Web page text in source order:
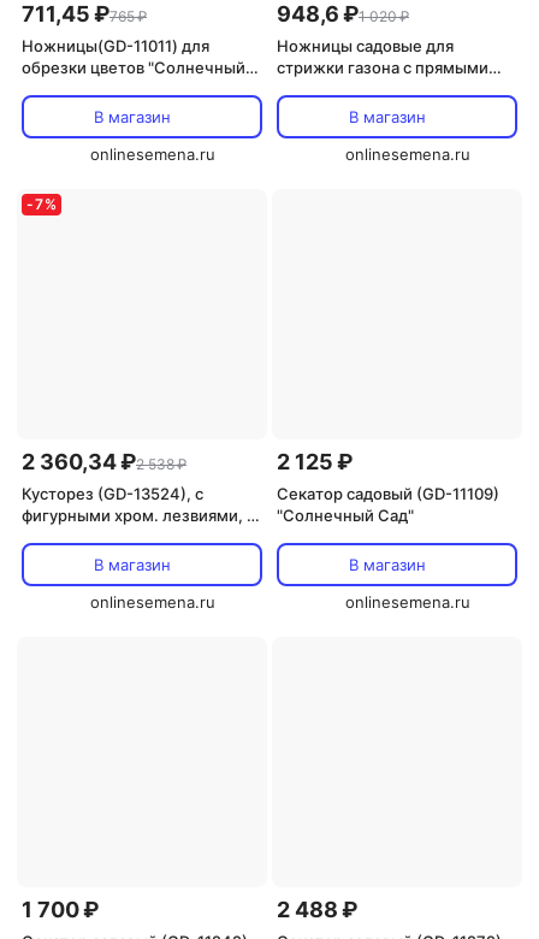
711,45 ₽765 ₽
Ножницы(GD-11011) для
обрезки цветов "Солнечный
В магазин
onlinesemena.ru
948,6 ₽1 020 ₽
Ножницы садовые для
стрижки газона с прямыми
"Солнечный Сад"
В магазин
onlinesemena.ru
-7%
2 360,34 ₽2 538 ₽
Кусторез (GD-13524), с
фигурными хром. лезвиями, с
В магазин
onlinesemena.ru
2 125 ₽
Секатор садовый (GD-11109)
"Солнечный Сад"
В магазин
onlinesemena.ru
1 700 ₽ 2 488 ₽